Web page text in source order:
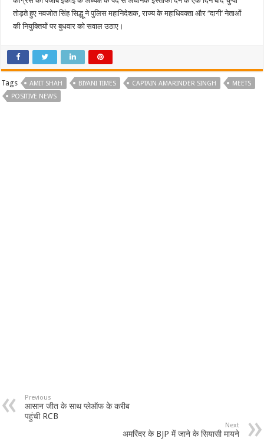
तोड़ते हुए नवजोत सिंह सिद्धू ने पुलिस महानिदेशक, राज्य के महाधिवक्ता और ‘‘दागी’ नेताओं
की नियुक्तियों पर बुधवार को सवाल उठाए।
Tags AMIT SHAH BIYANI TIMES CAPTAIN AMARINDER SINGH
MEETS
POSITIVE NEWS
Previous
आसान जीत के साथ प्लेऑफ के करीब
पहुंची RCB
Next
अमरिंदर के BJP में जाने के सियासी मायने